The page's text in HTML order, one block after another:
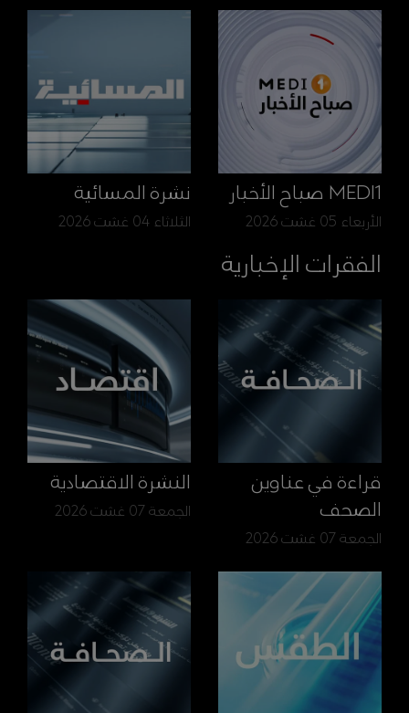
MEDI1 صباح الأخبار
الأربعاء 05 غشت 2026
نشرة المسائية
الثلاثاء 04 غشت 2026
الفقرات الإخبارية
قراءة في عناوين
الصحف
الجمعة 07 غشت 2026
النشرة الاقتصادية
الجمعة 07 غشت 2026